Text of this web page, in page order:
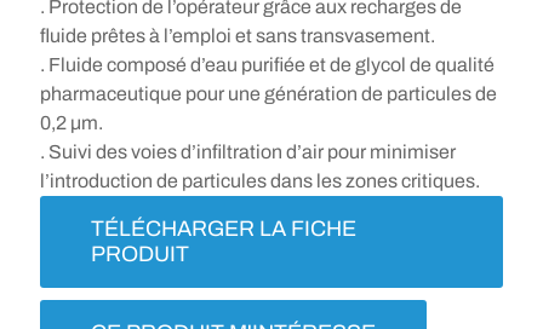
. Protection de l’opérateur grâce aux recharges de
fluide prêtes à l’emploi et sans transvasement.
. Fluide composé d’eau purifiée et de glycol de qualité
pharmaceutique pour une génération de particules de
0,2 µm.
. Suivi des voies d’infiltration d’air pour minimiser
l’introduction de particules dans les zones critiques.
TÉLÉCHARGER LA FICHE
PRODUIT